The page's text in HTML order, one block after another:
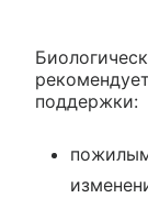
поддержки: